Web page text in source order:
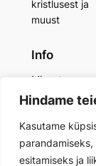
Hindame
Kasutame
esitamiseks ja
kristlusest ja
muust
Info
Minust
Saidi toetaja
Kontakt